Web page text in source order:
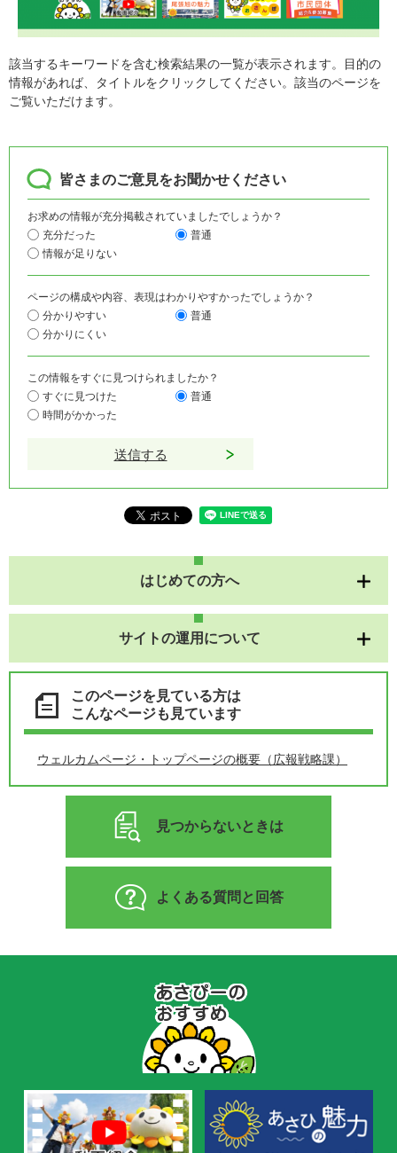
該当するキーワードを含む検索結果の一覧が表示されます。目的の
情報があれば、タイトルをクリックしてください。該当のページを
ご覧いただけます。
皆さまのご意見をお聞かせください
お求めの情報が充分掲載されていましたでしょうか？
充分だった
普通
情報が足りない
ページの構成や内容、表現はわかりやすかったでしょうか？
分かりやすい
普通
分かりにくい
この情報をすぐに見つけられましたか？
すぐに見つけた
普通
時間がかかった
はじめての方へ
サイトの運用について
このページを見ている方は
こんなページも見ています
ウェルカムページ・トップページの概要（広報戦略課）
見つからないときは
よくある質問と回答
の
お
す
め